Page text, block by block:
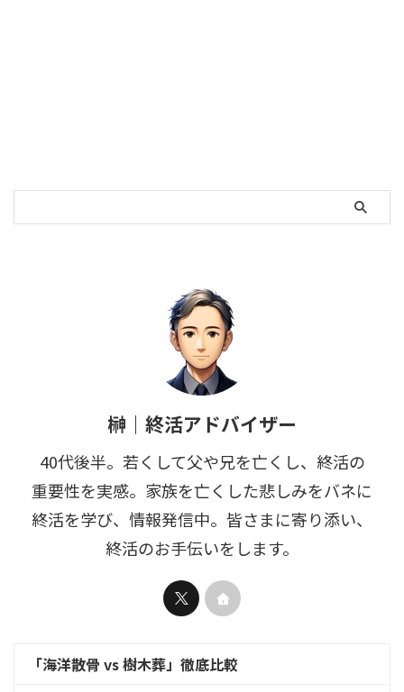
榊｜終活アドバイザー
40代後半。若くして父や兄を亡くし、終活の
重要性を実感。家族を亡くした悲しみをバネに
終活を学び、情報発信中。皆さまに寄り添い、
終活のお手伝いをします。
「海洋散骨 vs 樹木葬」徹底比較